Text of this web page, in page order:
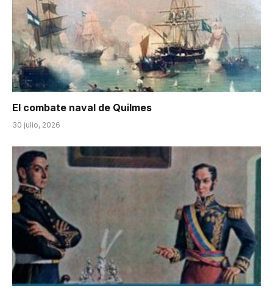
El combate naval de Quilmes
30 julio, 2026